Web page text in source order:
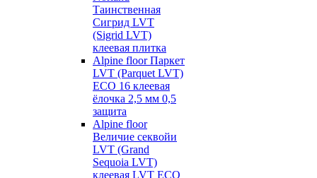
Таинственная
Сигрид LVT
(Sigrid LVT)
клеевая плитка
Alpine floor Паркет
LVT (Parquet LVT)
ECO 16 клеевая
ёлочка 2,5 мм 0,5
защита
Alpine floor
Величие секвойи
LVT (Grand
Sequoia LVT)
клеевая LVT ECO